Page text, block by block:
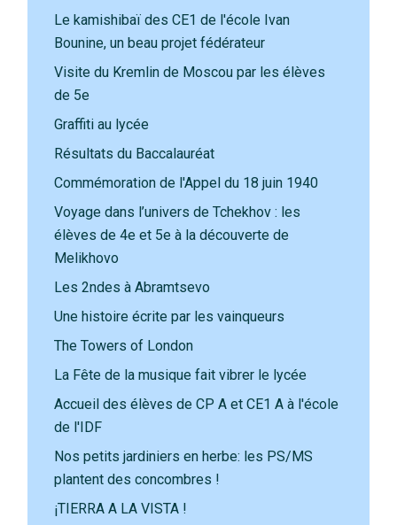
Le kamishibaï des CE1 de l'école Ivan
Bounine, un beau projet fédérateur
Visite du Kremlin de Moscou par les élèves
de 5e
Graffiti au lycée
Résultats du Baccalauréat
Commémoration de l'Appel du 18 juin 1940
Voyage dans l’univers de Tchekhov : les
élèves de 4e et 5e à la découverte de
Melikhovo
Les 2ndes à Abramtsevo
Une histoire écrite par les vainqueurs
The Towers of London
La Fête de la musique fait vibrer le lycée
Accueil des élèves de CP A et CE1 A à l'école
de l'IDF
Nos petits jardiniers en herbe: les PS/MS
plantent des concombres !
¡TIERRA A LA VISTA !